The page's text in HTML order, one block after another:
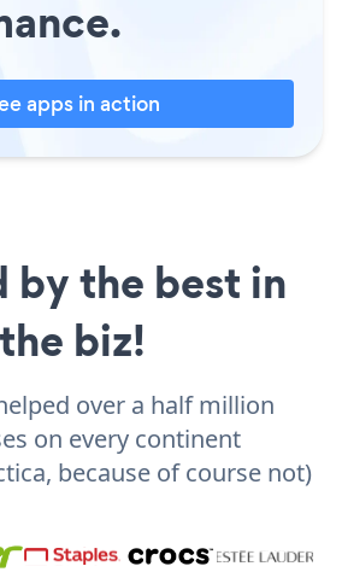
apps in action
by the best in
the biz!
over a half million
on every continent
because of course not)